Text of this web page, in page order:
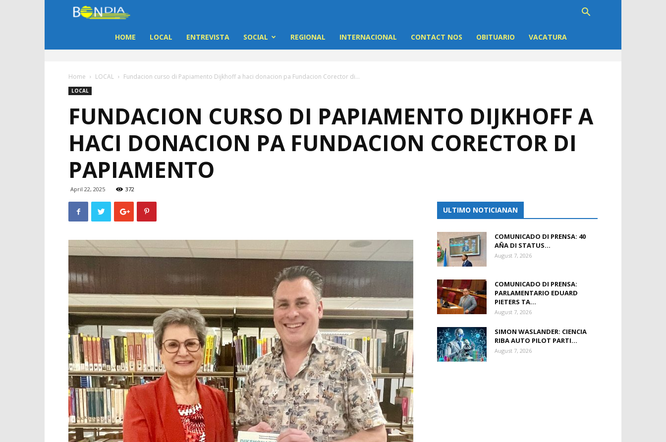
Dia
Noticia
di
Aruba
HOME LOCAL ENTREVISTA SOCIAL REGIONAL INTERNACIONAL CONTACT NOS OBITUARIO VACATURA
Home LOCAL Fundacion curso di Papiamento Dijkhoff a haci donacion pa Fundacion Corector di...
LOCAL
FUNDACION CURSO DI PAPIAMENTO DIJKHOFF A
HACI DONACION PA FUNDACION CORECTOR DI
PAPIAMENTO
April 22, 2025 372
ULTIMO NOTICIANAN
COMUNICADO DI PRENSA: 40
AÑA DI STATUS...
August 7, 2026
COMUNICADO DI PRENSA:
PARLAMENTARIO EDUARD
PIETERS TA...
August 7, 2026
SIMON WASLANDER: CIENCIA
RIBA AUTO PILOT PARTI...
August 7, 2026